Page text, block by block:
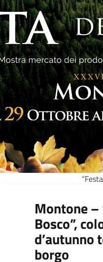
Montone –
Bosco”,
d’autunno
borgo